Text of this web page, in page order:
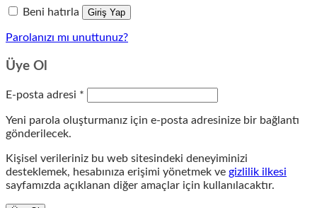
Beni hatırla Giriş Yap
Parolanızı mı unuttunuz?
Üye Ol
E-posta adresi *
Yeni parola oluşturmanız için e-posta adresinize bir bağlantı
gönderilecek.
Kişisel verileriniz bu web sitesindeki deneyiminizi
desteklemek, hesabınıza erişimi yönetmek ve gizlilik ilkesi
sayfamızda açıklanan diğer amaçlar için kullanılacaktır.